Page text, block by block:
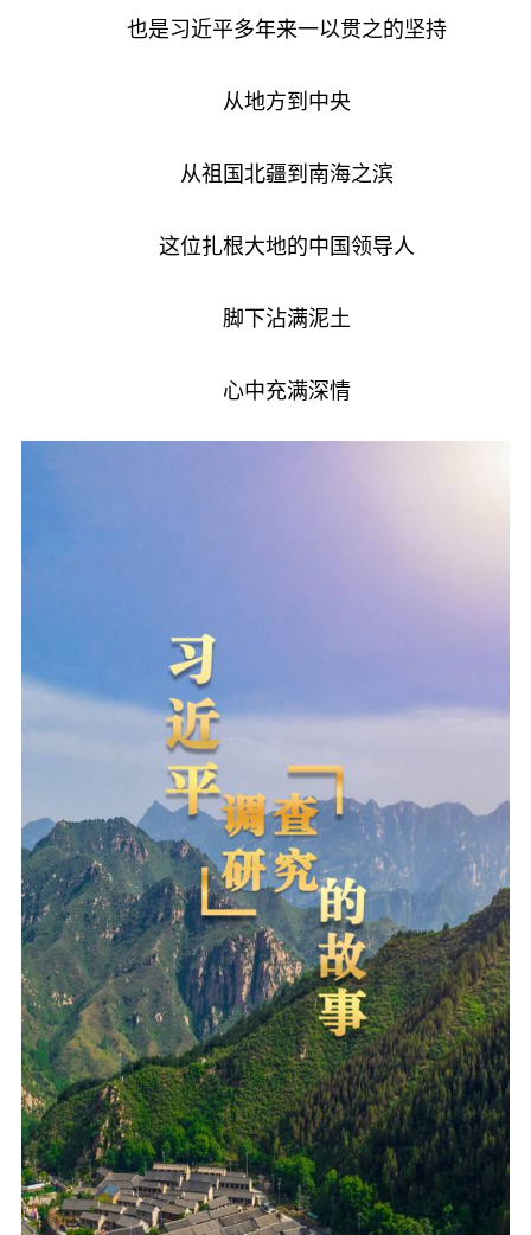
也是习近平多年来一以贯之的坚持
从地方到中央
从祖国北疆到南海之滨
这位扎根大地的中国领导人
脚下沾满泥土
心中充满深情